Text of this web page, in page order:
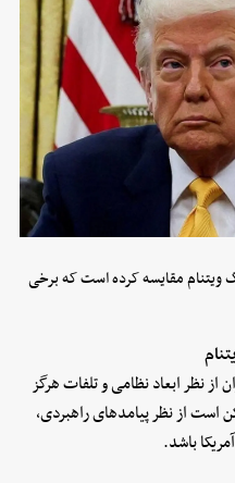
ویتنام مقایسه کرده است که برخی
نظر ابعاد نظامی و تلفات هرگز
است از نظر پیامدهای راهبردی،
باشد.